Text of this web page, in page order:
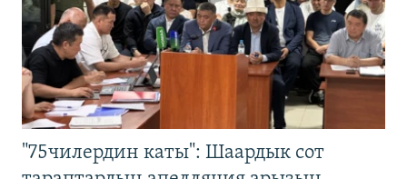
"75чилердин каты": Шаардык сот